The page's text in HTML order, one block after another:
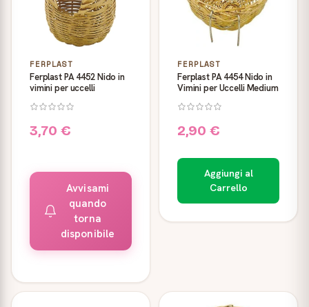
FERPLAST
Ferplast PA 4452 Nido in
vimini per uccelli
3,70 €
Avvisami
quando
torna
disponibile
FERPLAST
Ferplast PA 4454 Nido in
Vimini per Uccelli Medium
2,90 €
Aggiungi al
Carrello